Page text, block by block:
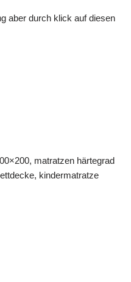
aber durch klick auf diesen
matratzen härtegrad
kindermatratze